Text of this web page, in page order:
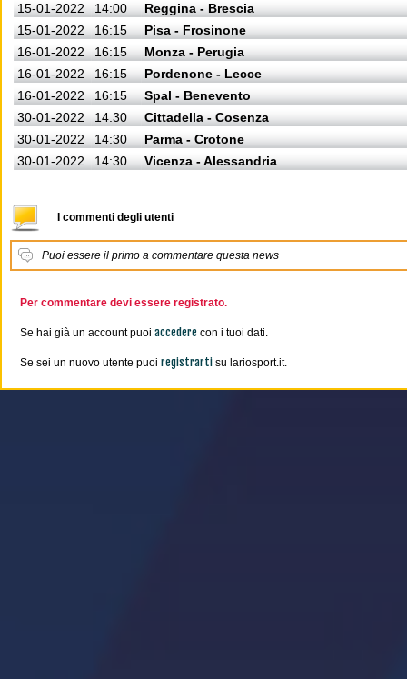
15-01-2022
14:00
Reggina - Brescia
15-01-2022
16:15
Pisa - Frosinone
16-01-2022
16:15
Monza - Perugia
16-01-2022
16:15
Pordenone - Lecce
16-01-2022
16:15
Spal - Benevento
30-01-2022
14.30
Cittadella - Cosenza
30-01-2022
14:30
Parma - Crotone
30-01-2022
14:30 Vicenza - Alessandria
I commenti degli utenti
Puoi essere il primo a commentare questa news
Per commentare devi essere registrato.
Se hai già un account puoi accedere con i tuoi dati.
Se sei un nuovo utente puoi registrarti su lariosport.it.